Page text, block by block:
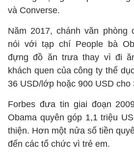
và Converse.
Năm 2017, chánh văn phòng
nói với tạp chí People bà
đựng đồ ăn trưa thay vì đi
khách quen của công ty thể
36 USD/lớp hoặc 900 USD cho
Forbes đưa tin giai đoạn
Obama quyên góp 1,1 triệu
thiện. Hơn một nửa số tiền
đến các tổ chức vì trẻ em.